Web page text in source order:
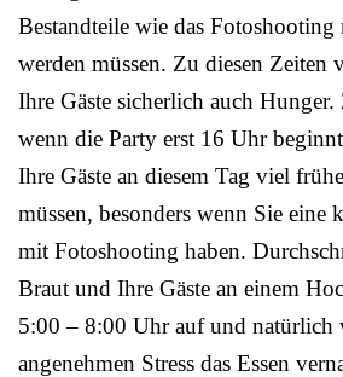
Bestandteile wie das
werden müssen. Zu diesen Zeiten
Ihre Gäste sicherlich auch
wenn die Party erst 16 Uhr
Ihre Gäste an diesem Tag viel
müssen, besonders wenn Sie eine
mit Fotoshooting haben.
Braut und Ihre Gäste an einem
5:00 – 8:00 Uhr auf und natürlich
angenehmen Stress das Essen